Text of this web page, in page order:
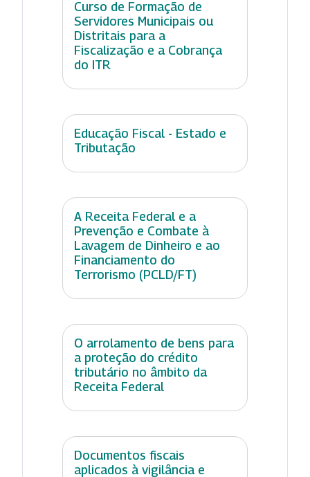
Curso de Formação de
Servidores Municipais ou
Distritais para a
Fiscalização e a Cobrança
do ITR
Educação Fiscal - Estado e
Tributação
A Receita Federal e a
Prevenção e Combate à
Lavagem de Dinheiro e ao
Financiamento do
Terrorismo (PCLD/FT)
O arrolamento de bens para
a proteção do crédito
tributário no âmbito da
Receita Federal
Documentos fiscais
aplicados à vigilância e